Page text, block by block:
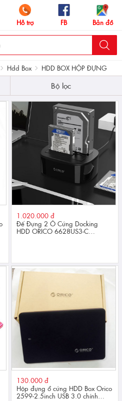
Hỗ trợ
FB Bản đồ
Hdd Box HDD BOX HỘP ĐỰNG
Bộ lọc
1.020.000 đ
Đế Đựng 2 Ổ Cứng Docking
HDD ORICO 6628US3-C
130.000 đ
Hộp đựng ổ cứng HDD Box Orico
2599-2.5inch USB 3.0 chính